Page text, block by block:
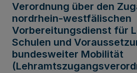
Verordnung über den
nordrhein-westfälischen
Vorbereitungsdienst für
Schulen und
bundesweiter Mobilität